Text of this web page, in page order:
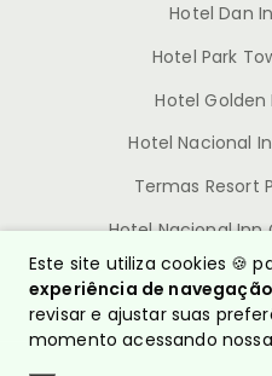
Hotel Dan
Hotel Park
Hotel Golden
Hotel Nacional
Termas Resort
Hotel Nacional
Este site utiliza cookies 🍪
experiência de
revisar e ajustar suas
momento acessando nossa